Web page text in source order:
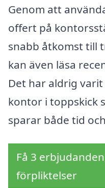
Genom att
offert på
snabb åtkomst till
kan även läsa
Det har aldrig
kontor i toppskick
sparar både tid
Få 3
förpliktelser